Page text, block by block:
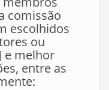
comissão
escolhidos
ou
e melhor
entre as